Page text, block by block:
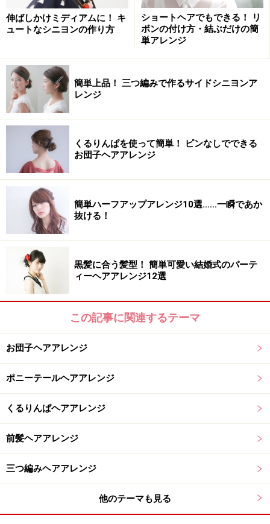
1. フェイスライン、もみあげ、耳後ろあたりに後れ毛を
作ります。ぼてっと束で固まらず、肌が透けるくらいの
分量にするのがポイント。
後れ毛だけ26ミリのコテで巻く
2. 下ろした後れ毛だけ、26ミリのヘアアイロンでウェー
ブをつけます。顔に当たらないように気を付けて巻きま
しょう。
鏡で確認しながらニュアンスをつける
3. 顔周り、もみあげ、耳後ろの後れ毛を巻き終えた状態
がこちら。ニュアンスが出て、一気におしゃれ度がアッ
う。
耳を隠すようにターバンを結ぶ
伸ばしかけミディアムに！ キ
ュートなシニヨンの作り方
ショートヘアでもできる！ リ
ボンの付け方・結ぶだけの簡
単アレンジ
簡単上品！ 三つ編みで作るサイドシニヨンア
レンジ
くるりんぱを使って簡単！ ピンなしでできる
お団子ヘアアレンジ
簡単ハーフアップアレンジ10選……一瞬であか
抜ける！
黒髪に合う髪型！ 簡単可愛い結婚式のパーテ
ィーヘアアレンジ12選
この記事に関連するテーマ
お団子ヘアアレンジ
ポニーテールヘアアレンジ
くるりんぱヘアアレンジ
前髪ヘアアレンジ
三つ編みヘアアレンジ
他のテーマも見る